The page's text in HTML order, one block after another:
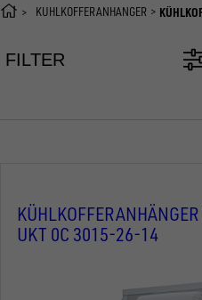
KÜHLKOFFERANHÄNGER
FILTER
KÜHLKOFFERANHÄNGER
UKT 0C 3015-26-14